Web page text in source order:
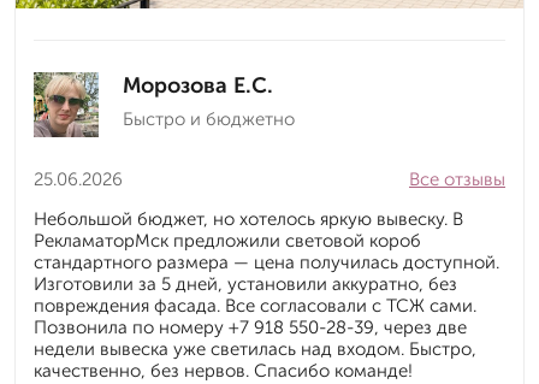
Морозова Е.С.
Быстро и бюджетно
25.06.2026
Все отзывы
Небольшой бюджет, но хотелось яркую вывеску. В
РекламаторМск предложили световой короб
стандартного размера — цена получилась доступной.
Изготовили за 5 дней, установили аккуратно, без
повреждения фасада. Все согласовали с ТСЖ сами.
Позвонила по номеру +7 918 550-28-39, через две
недели вывеска уже светилась над входом. Быстро,
качественно, без нервов. Спасибо команде!